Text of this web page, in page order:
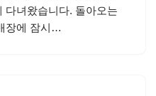
다녀왔습니다. 돌아오는
장에 잠시…